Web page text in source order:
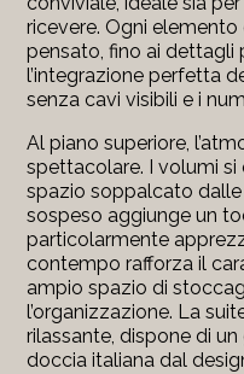
ricevere. Ogni
pensato, fino ai dettagli
l’integrazione perfetta
senza cavi visibili e i
Al piano superiore,
spettacolare. I volumi
spazio soppalcato
sospeso aggiunge un
particolarmente
contempo rafforza il
ampio spazio di
l’organizzazione. La
rilassante, dispone di
doccia italiana dal